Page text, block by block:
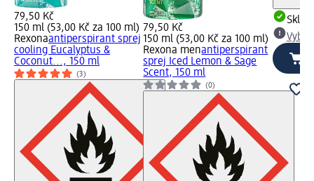
79,50 Kč
150 ml (53,00 Kč za 100 ml)
Rexonaantiperspirant sprej
cooling Eucalyptus &
Coconut..., 150 ml
(3)
79,50 Kč
150 ml (53,00 Kč za 100 ml)
Rexona menantiperspirant
sprej Iced Lemon & Sage
Scent, 150 ml
(0)